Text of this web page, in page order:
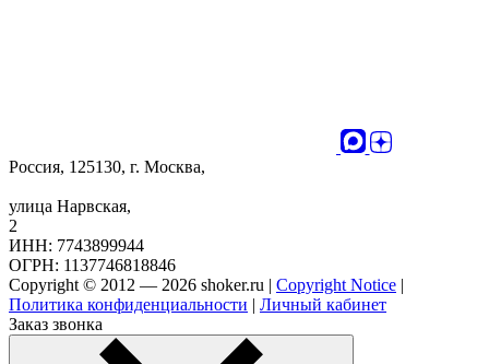
Россия, 125130, г. Москва,
улица Нарвская,
2
ИНН: 7743899944
ОГРН: 1137746818846
Copyright © 2012 — 2026 shoker.ru | Copyright Notice |
Политика конфиденциальности | Личный кабинет
Заказ звонка